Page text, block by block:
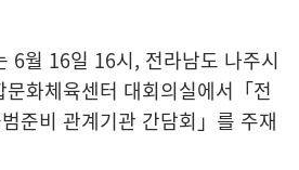
6월 16일 16시, 전라남도 나주시
화체육센터 대회의실에서「전
준비 관계기관 간담회」를 주재